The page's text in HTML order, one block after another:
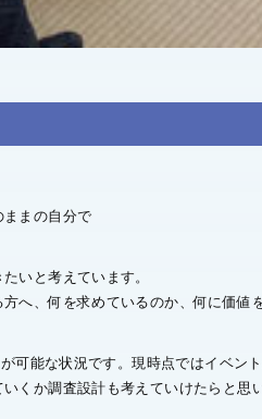
まの自分で
いと考えています。
、何を求めているのか、何に価
能な状況です。現時点ではイベ
くか調査設計も考えていけたらと思い